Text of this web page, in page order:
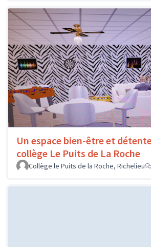
Un espace bien-être et
collège Le Puits de La Roche
Collège le Puits de la Roche, Richelieu